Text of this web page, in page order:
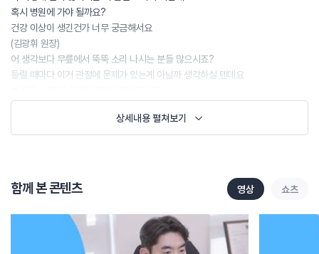
혹시 병원에 가야 될까요?
건강 이상이 생긴건가 너무 궁금해서요
(김광휘 원장)
어 생각보다 무릎에서 뚝뚝 소리 나시는 분들 많으시죠?
들릴 때마다 이거 관절에 문제가 있는게 아닐까 생각하실 텐데요
사실은 소리만 난다면 대부분 정상입니다
하지만 통증이 있다면 주의해야 합니다
무릎 건강을 지키는 방법 지금부터 알려 드릴게요
우선 무릎에서 소리가 나는 이유는
무릎 주변 인대나 힘줄이 순간적으로 움직이면서 나는 소리일 수도 있습니다
특별한 치료가 필요하지 않습니다
하지만 소리와 함께 이런 증상이 있다면
병원 진료가 필요합니다
상세내용 펼쳐보기
함께 본 콘텐츠 영상 쇼츠